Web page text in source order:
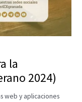
la
2024)
web y aplicaciones